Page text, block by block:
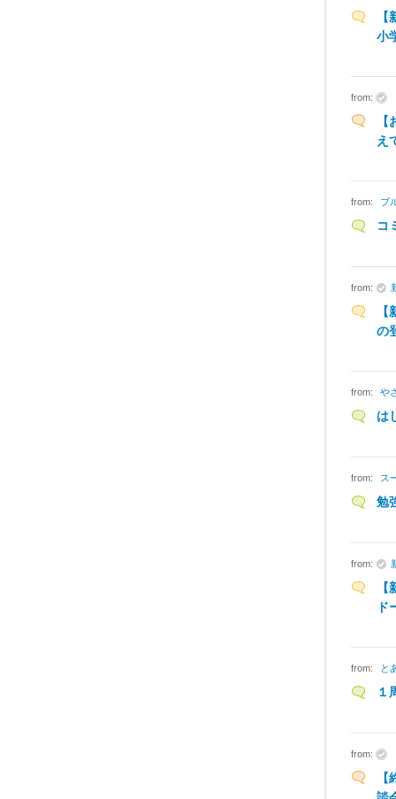
小
from:
え
from: ブ
コ
from:
の
from: や
は
from: ス
勉
from:
ド
from: と
１
from: